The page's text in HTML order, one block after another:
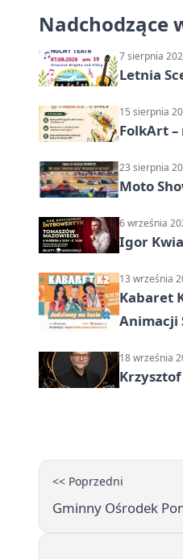
Nadchodzące
7 sierpnia
Letnia
15 sierpnia
FolkArt
23 sierpnia
Moto
6 września
Igor
13 września
Kabaret
Animacji
18 września
<< Poprzedni
Gminny Ośrodek